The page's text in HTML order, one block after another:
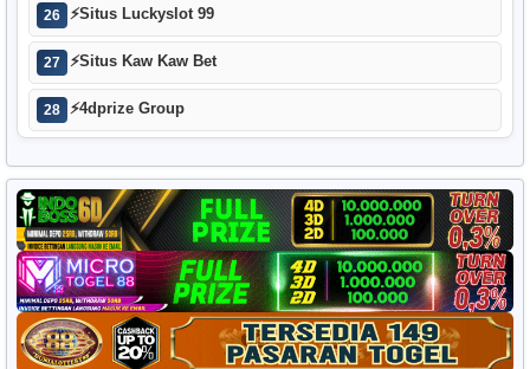
26 ⚡Situs Luckyslot 99
27 ⚡Situs Kaw Kaw Bet
28 ⚡4dprize Group